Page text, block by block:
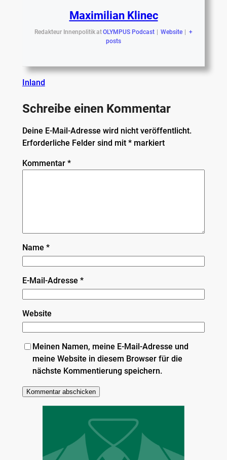
Maximilian Klinec
Redakteur InnenpolitikatOLYMPUS Podcast Website
+
posts
Inland
Schreibe einen Kommentar
Deine E-Mail-Adresse wird nicht veröffentlicht.
Erforderliche Felder sind mit *markiert
Kommentar *
Name *
E-Mail-Adresse *
Website
Meinen Namen, meine E-Mail-Adresse und
meine Website in diesem Browser für die
nächste Kommentierung speichern.